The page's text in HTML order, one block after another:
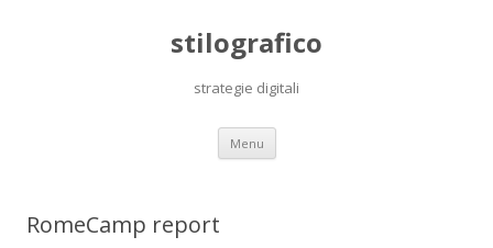
stilografico
strategie digitali
Menu Skip
content
RomeCamp report